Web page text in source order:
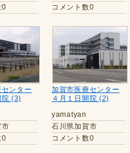
0
コメント数0
ンター
院 (3)
市
0
加賀市医療センター
４月１日開院 (2)
yamatyan
石川県加賀市
コメント数0